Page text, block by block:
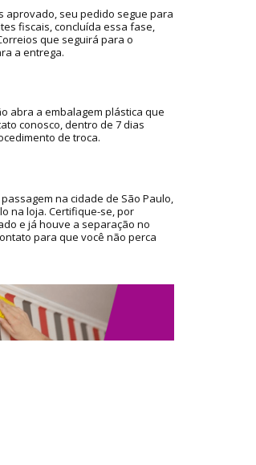
aprovado, seu pedido segue para
fiscais, concluída essa fase,
que seguirá para o
a entrega.
abra a embalagem plástica que
conosco, dentro de 7 dias
de troca.
na cidade de São Paulo,
na loja. Certifique-se, por
e já houve a separação no
para que você não perca